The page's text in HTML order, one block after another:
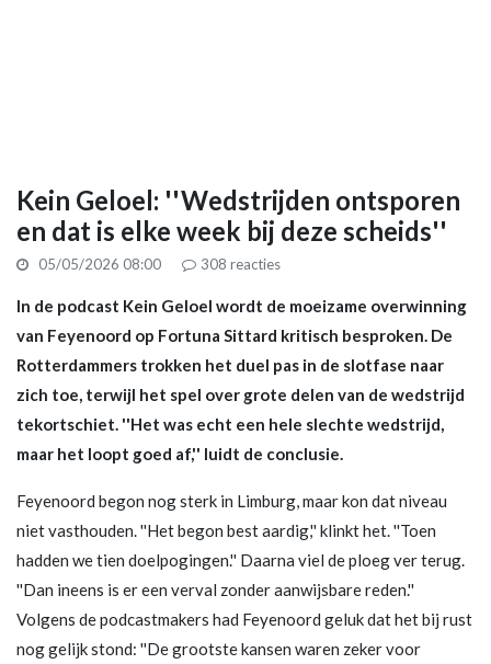
Kein Geloel: ''Wedstrijden ontsporen
en dat is elke week bij deze scheids''
05/05/2026 08:00 308 reacties
In de podcast Kein Geloel wordt de moeizame overwinning
van Feyenoord op Fortuna Sittard kritisch besproken. De
Rotterdammers trokken het duel pas in de slotfase naar
zich toe, terwijl het spel over grote delen van de wedstrijd
tekortschiet. ''Het was echt een hele slechte wedstrijd,
maar het loopt goed af,'' luidt de conclusie.
Feyenoord begon nog sterk in Limburg, maar kon dat niveau
niet vasthouden. ''Het begon best aardig,'' klinkt het. ''Toen
hadden we tien doelpogingen.'' Daarna viel de ploeg ver terug.
''Dan ineens is er een verval zonder aanwijsbare reden.''
Volgens de podcastmakers had Feyenoord geluk dat het bij rust
nog gelijk stond: ''De grootste kansen waren zeker voor